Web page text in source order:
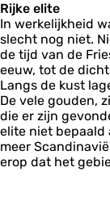
Rijke elite
In werkelijkheid
slecht nog niet.
de tijd van de
eeuw, tot de
Langs de kust
De vele gouden,
die er zijn
elite niet bepaald
meer
erop dat het